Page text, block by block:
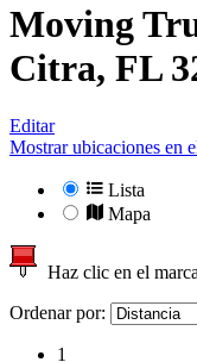
Moving
Citra, FL
Editar
Mostrar ubicaciones en
Lista
Mapa
Haz clic en el
Ordenar por:
1